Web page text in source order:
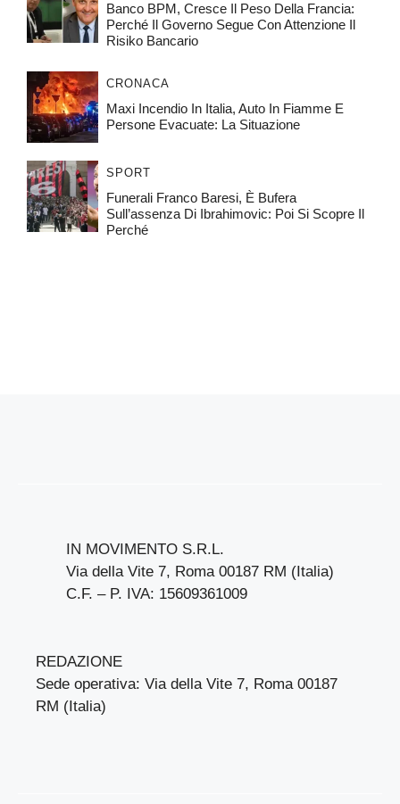
Banco BPM, Cresce Il Peso Della Francia:
Perché Il Governo Segue Con Attenzione Il
Risiko Bancario
CRONACA
Maxi Incendio In Italia, Auto In Fiamme E
Persone Evacuate: La Situazione
SPORT
Funerali Franco Baresi, È Bufera
Sull’assenza Di Ibrahimovic: Poi Si Scopre Il
Perché
IN MOVIMENTO S.R.L.
Via della Vite 7, Roma 00187 RM (Italia)
C.F. – P. IVA: 15609361009
REDAZIONE
Sede operativa: Via della Vite 7, Roma 00187
RM (Italia)